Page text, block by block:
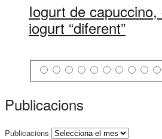
Iogurt de
iogurt “diferent”
Publicacions
Publicacions